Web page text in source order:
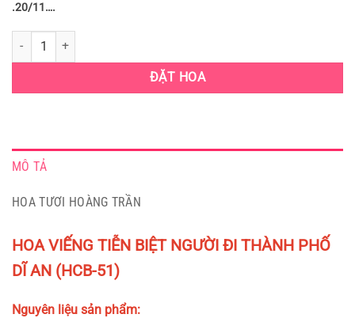
.20/11….
HOA VIẾNG TIỄN BIỆT NGƯỜI ĐI THÀNH PHỐ DĨ AN (HCB-51) số
ĐẶT HOA
MÔ TẢ
HOA TƯƠI HOÀNG TRẦN
HOA VIẾNG TIỄN BIỆT NGƯỜI ĐI THÀNH PHỐ
DĨ AN (HCB-51)
Nguyên liệu sản phẩm: